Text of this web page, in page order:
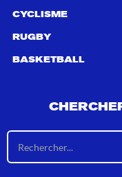
CYCLISME
RUGBY
BASKETBALL